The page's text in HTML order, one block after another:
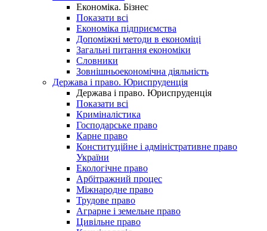
Економіка. Бізнес
Показати всі
Економіка підприємства
Допоміжні методи в економіці
Загальні питання економіки
Словники
Зовнішньоекономічна діяльність
Держава і право. Юриспруденція
Держава і право. Юриспруденція
Показати всі
Криміналістика
Господарське право
Карне право
Конституційне і адміністративне право
України
Екологічне право
Арбітражний процес
Міжнародне право
Трудове право
Аграрне і земельне право
Цивільне право